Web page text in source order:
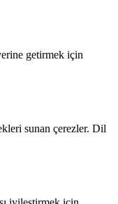
getirmek için
sunan çerezler. Dil